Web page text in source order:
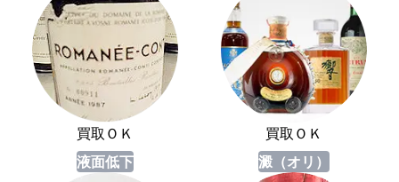
買取ＯＫ
買取ＯＫ
液面低下
澱（オリ）